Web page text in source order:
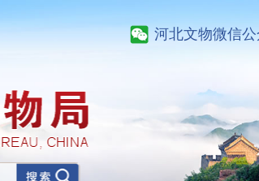
河北文物微信